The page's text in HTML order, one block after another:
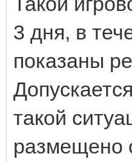
3 дня, в
показаны
такой
размещено